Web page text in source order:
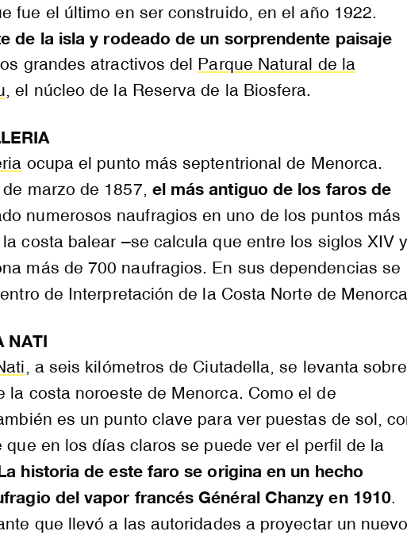
fue el último en ser construido, en el año 1922.
de la isla y rodeado de un sorprendente paisaje
grandes atractivos del Parque Natural de la
, el núcleo de la Reserva de la Biosfera.
ocupa el punto más septentrional de Menorca.
marzo de 1857, el más antiguo de los faros de
numerosos naufragios en uno de los puntos más
costa balear –se calcula que entre los siglos XIV y
más de 700 naufragios. En sus dependencias se
de Interpretación de la Costa Norte de
NATI
, a seis kilómetros de Ciutadella, se levanta sobre
la costa noroeste de Menorca. Como el de
es un punto clave para ver puestas de sol,
que en los días claros se puede ver el perfil de la
historia de este faro se origina en un hecho
del vapor francés Général Chanzy en 1910.
que llevó a las autoridades a proyectar un nuevo